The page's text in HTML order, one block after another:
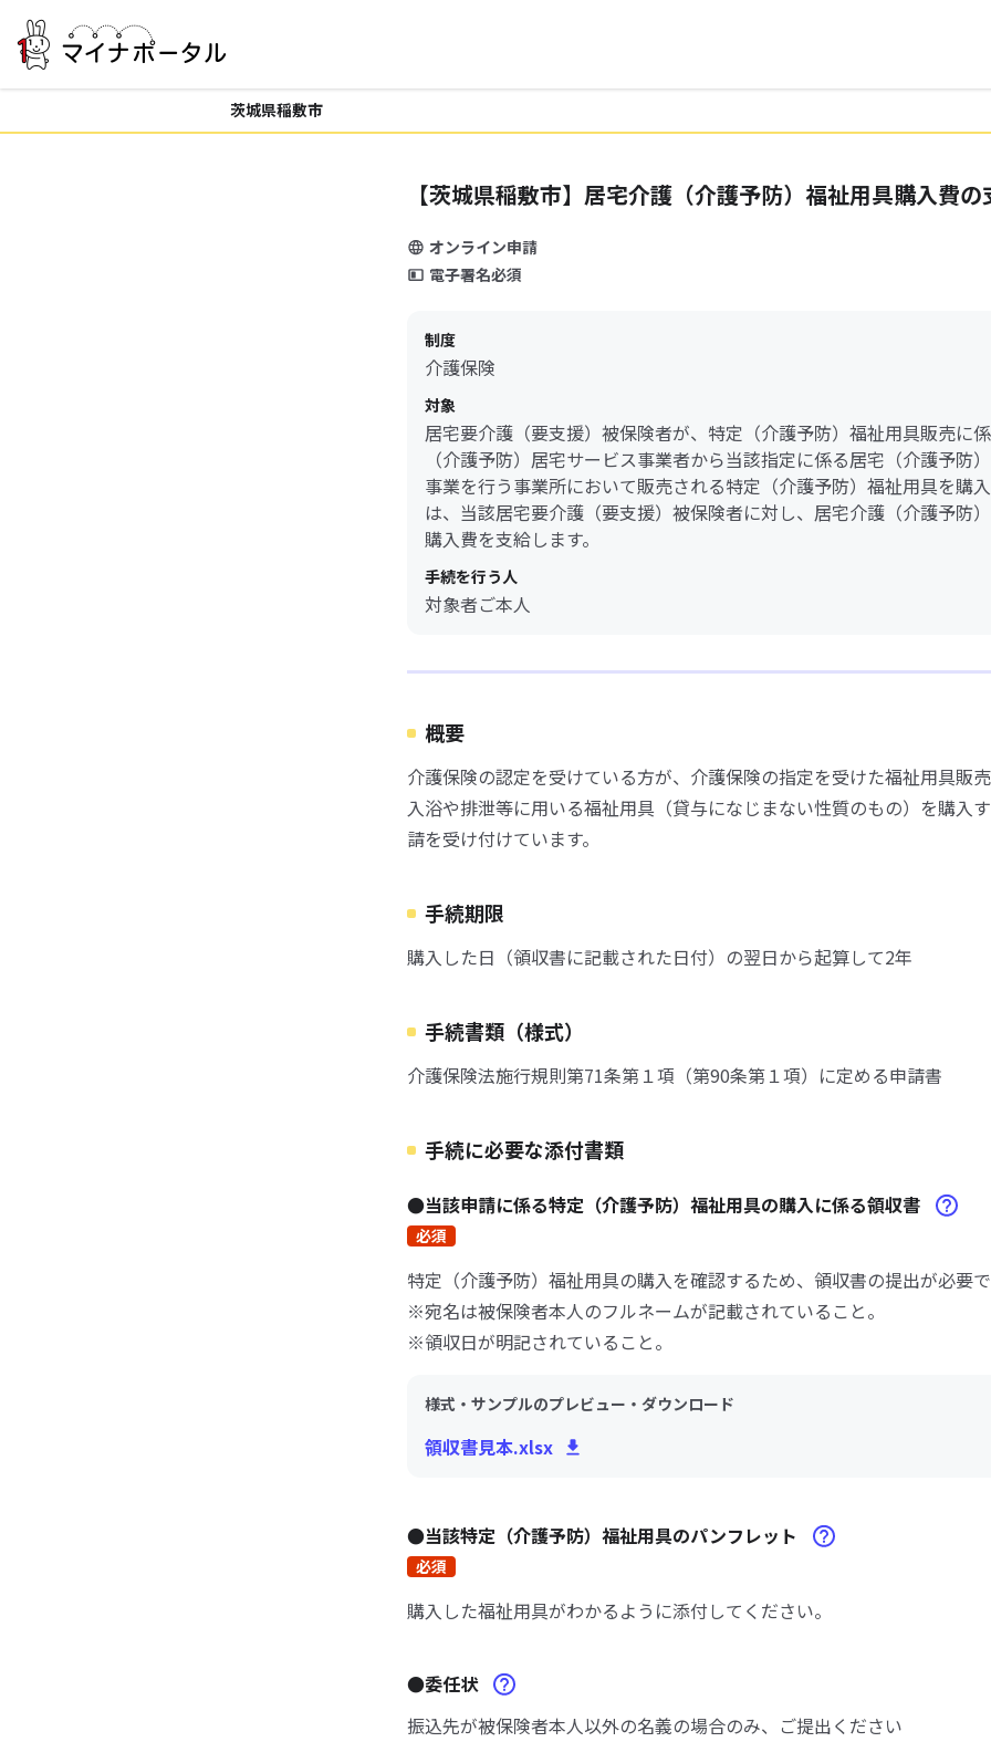
茨城県稲敷市
【茨城県稲敷市】居宅介護（介護予防）福祉用具購入費
オンライン申請
電子署名必須
制度
介護保険
対象
居宅要介護（要支援）被保険者が、特定（介護予防）福祉用具販売に
（介護予防）居宅サービス事業者から当該指定に係る居宅（介護予防
事業を行う事業所において販売される特定（介護予防）福祉用具を購
は、当該居宅要介護（要支援）被保険者に対し、居宅介護（介護予防
購入費を支給します。
手続を行う人
対象者ご本人
概要
介護保険の認定を受けている方が、介護保険の指定を受けた福祉用具販
入浴や排泄等に用いる福祉用具（貸与になじまない性質のもの）を購入
請を受け付けています。
手続期限
購入した日（領収書に記載された日付）の翌日から起算して2年
手続書類（様式）
介護保険法施行規則第71条第１項（第90条第１項）に定める申請書
手続に必要な添付書類
●当該申請に係る特定（介護予防）福祉用具の購入に係る領収書
必須
特定（介護予防）福祉用具の購入を確認するため、領収書の提出が必要
※宛名は被保険者本人のフルネームが記載されていること。
※領収日が明記されていること。
様式・サンプルのプレビュー・ダウンロード
領収書見本.xlsx
●当該特定（介護予防）福祉用具のパンフレット
必須
購入した福祉用具がわかるように添付してください。
●委任状
振込先が被保険者本人以外の名義の場合のみ、ご提出ください